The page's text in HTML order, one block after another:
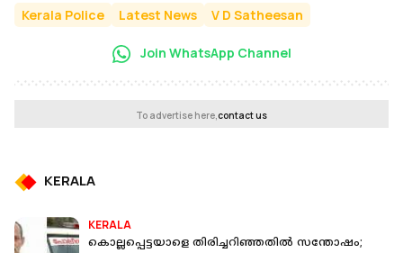
Kerala Police Latest News V D Satheesan
Join WhatsApp Channel
To advertise here,contact us
KERALA
KERALA
കൊല്ലപ്പെട്ടയാളെ തിരിച്ചറിഞ്ഞതിൽ സന്തോഷം;